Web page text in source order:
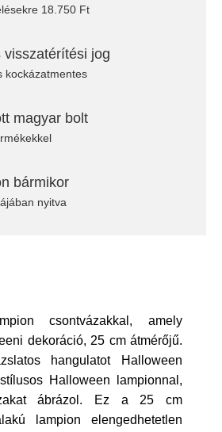
18.750 Ft
visszatérítési jog
kockázatmentes
magyar bolt
bármikor
nyitva
csontvázakkal, amely
dekoráció, 25 cm átmérőjű.
hangulatot Halloween
Halloween lampionnal,
ábrázol. Ez a 25 cm
lampion elengedhetetlen